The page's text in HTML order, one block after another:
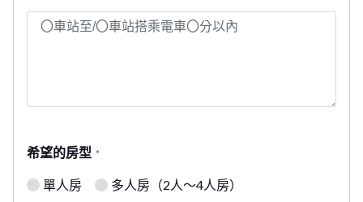
希望的房型 *
單人房
多人房（2人～4人房）